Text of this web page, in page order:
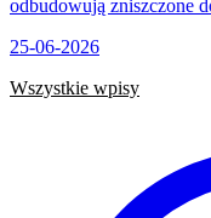
odbudowują zniszczone
25-06-2026
Wszystkie wpisy